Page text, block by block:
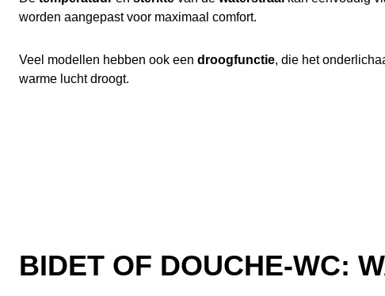
worden aangepast voor maximaal comfort.
Veel modellen hebben ook een droogfunctie, die het
warme lucht droogt.
BIDET OF DOUCHE-WC: